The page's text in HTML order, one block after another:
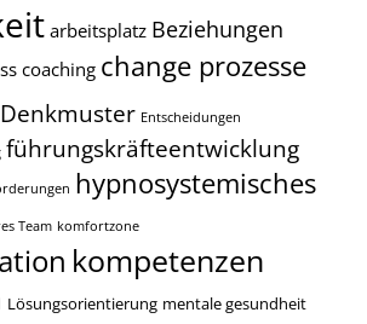
arbeitsplatz Beziehungen
coaching change prozesse
Denkmuster Entscheidungen
führungskräfteentwicklung
hypnosystemisches
Team komfortzone
kompetenzen
Lösungsorientierung mentale gesundheit